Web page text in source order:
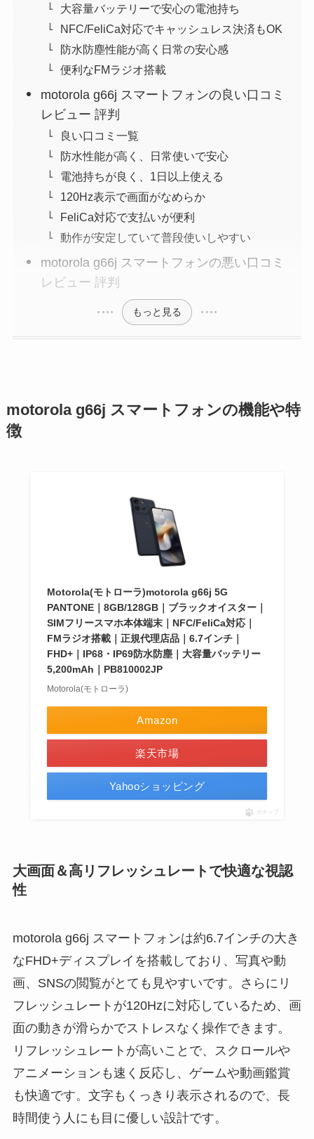
大容量バッテリーで安心の電池持ち
NFC/FeliCa対応でキャッシュレス決済もOK
防水防塵性能が高く日常の安心感
便利なFMラジオ搭載
motorola g66j スマートフォンの良い口コミ
レビュー 評判
良い口コミ一覧
防水性能が高く、日常使いで安心
電池持ちが良く、1日以上使える
120Hz表示で画面がなめらか
FeliCa対応で支払いが便利
動作が安定していて普段使いしやすい
motorola g66j スマートフォンの悪い口コミ
レビュー 評判
もっと見る
motorola g66j スマートフォンの機能や特
徴
Motorola(モトローラ)motorola g66j 5G
PANTONE｜8GB/128GB｜ブラックオイスター｜
SIMフリースマホ本体端末｜NFC/FeliCa対応｜
FMラジオ搭載｜正規代理店品｜6.7インチ｜
FHD+｜IP68・IP69防水防塵｜大容量バッテリー
5,200mAh｜PB810002JP
Motorola(モトローラ)
Amazon
楽天市場
Yahooショッピング
ポチップ
大画面＆高リフレッシュレートで快適な視認
性
motorola g66j スマートフォンは約6.7インチの大き
なFHD+ディスプレイを搭載しており、写真や動
画、SNSの閲覧がとても見やすいです。さらにリ
フレッシュレートが120Hzに対応しているため、画
面の動きが滑らかでストレスなく操作できます。
リフレッシュレートが高いことで、スクロールや
アニメーションも速く反応し、ゲームや動画鑑賞
も快適です。文字もくっきり表示されるので、長
時間使う人にも目に優しい設計です。